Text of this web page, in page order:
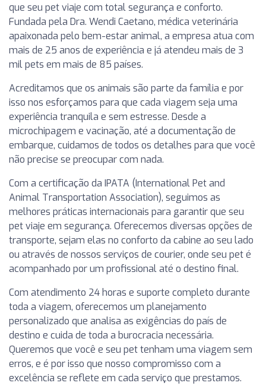
que seu pet viaje com total segurança e conforto.
Fundada pela Dra. Wendi Caetano, médica veterinária
apaixonada pelo bem-estar animal, a empresa atua com
mais de 25 anos de experiência e já atendeu mais de 3
mil pets em mais de 85 países.
Acreditamos que os animais são parte da família e por
isso nos esforçamos para que cada viagem seja uma
experiência tranquila e sem estresse. Desde a
microchipagem e vacinação, até a documentação de
embarque, cuidamos de todos os detalhes para que você
não precise se preocupar com nada.
Com a certificação da IPATA (International Pet and
Animal Transportation Association), seguimos as
melhores práticas internacionais para garantir que seu
pet viaje em segurança. Oferecemos diversas opções de
transporte, sejam elas no conforto da cabine ao seu lado
ou através de nossos serviços de courier, onde seu pet é
acompanhado por um profissional até o destino final.
Com atendimento 24 horas e suporte completo durante
toda a viagem, oferecemos um planejamento
personalizado que analisa as exigências do país de
destino e cuida de toda a burocracia necessária.
Queremos que você e seu pet tenham uma viagem sem
erros, e é por isso que nosso compromisso com a
excelência se reflete em cada serviço que prestamos.